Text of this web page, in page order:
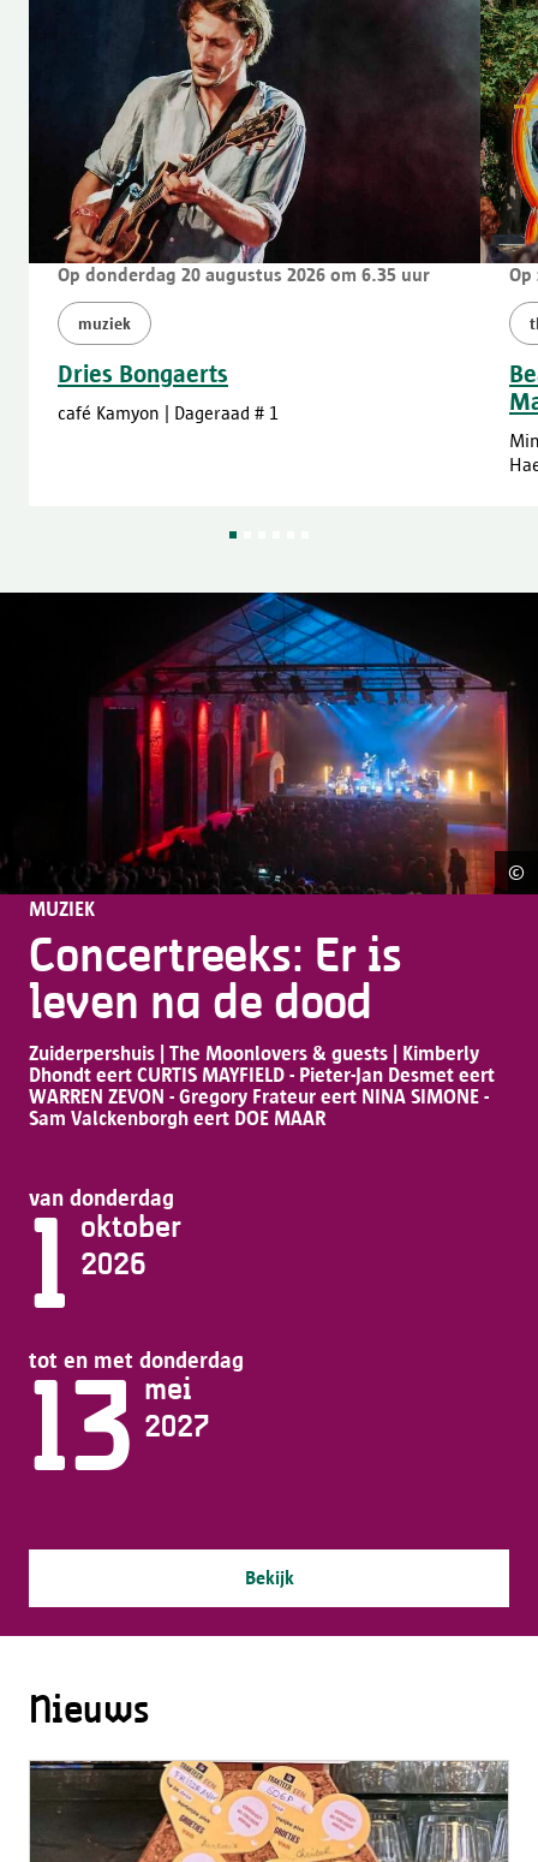
Op donderdag 20 augustus 2026 om 6.35 uur
muziek
Dries Bongaerts
café Kamyon | Dageraad # 1
Op
©
MUZIEK
Concertreeks: Er is
leven na de dood
Zuiderpershuis | The Moonlovers & guests | Kimberly
Dhondt eert CURTIS MAYFIELD - Pieter-Jan Desmet eert
WARREN ZEVON - Gregory Frateur eert NINA SIMONE -
Sam Valckenborgh eert DOE MAAR
van donderdag
1
oktober
2026
tot en met donderdag
13 mei
2027
Bekijk
Nieuws